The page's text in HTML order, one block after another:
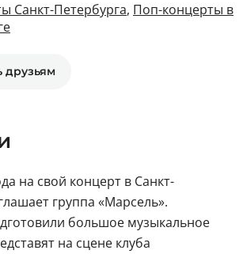
Санкт-Петербурга, Поп-концерты в
друзьям
на свой концерт в Санкт-
группа «Марсель».
большое музыкальное
на сцене клуба